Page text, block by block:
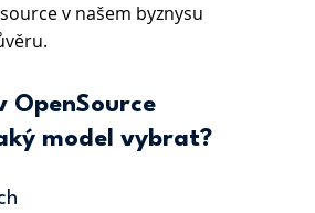
v našem byznysu
OpenSource
model vybrat?